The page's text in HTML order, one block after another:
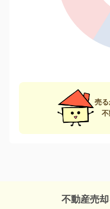
売る
不
不動産売却